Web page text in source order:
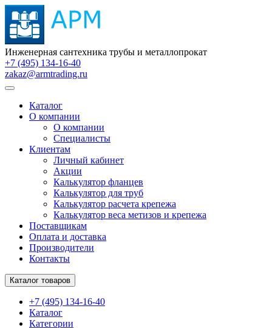
Инженерная сантехника трубы и металлопрокат
+7 (495) 134-16-40
zakaz@armtrading.ru
Каталог
О компании
О компании
Специалисты
Клиентам
Личный кабинет
Акции
Калькулятор фланцев
Калькулятор для труб
Калькулятор расчета крепежа
Калькулятор веса метизов и крепежа
Поставщикам
Оплата и доставка
Производители
Контакты
Каталог товаров
+7 (495) 134-16-40
Каталог
Категории